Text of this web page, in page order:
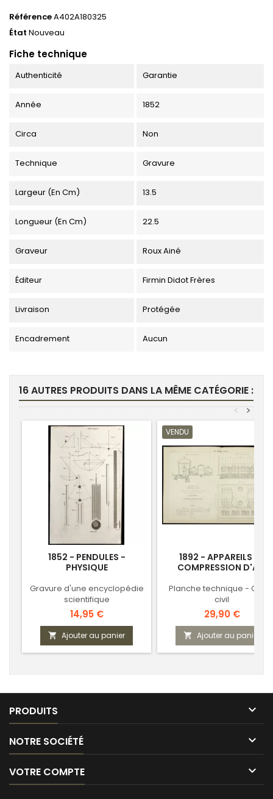
RéférenceA402A180325
État Nouveau
Fiche technique
Authenticité Garantie
Année 1852
Circa Non
Technique Gravure
Largeur (en Cm) 13.5
Longueur (en Cm) 22.5
Graveur Roux Ainé
Éditeur Firmin Didot Frères
Livraison Protégée
Encadrement Aucun
16 AUTRES PRODUITS DANS LA MÊME CATÉGORIE :
>
<
1852 - PENDULES -
PHYSIQUE
Gravure d'une encyclopédie
scientifique
Prix
14,95 €
 Ajouter au panier
VENDU
1892 - APPAREILS DE
COMPRESSION D'AIR
Planche technique -
civil
Prix
29,90 €
 Ajouter au panier
PRODUITS 
NOTRE SOCIÉTÉ 
VOTRE COMPTE 